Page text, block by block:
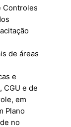
Controles
de áreas
e
CGU e de
em
Plano
no